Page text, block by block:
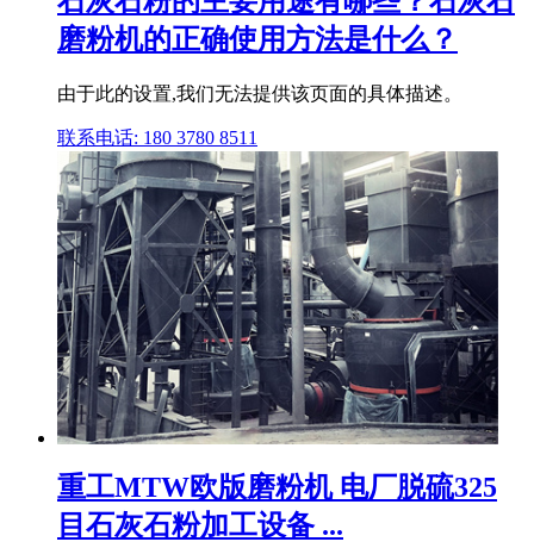
磨粉机的正确使用方法是什么？
由于此的设置,我们无法提供该页面的具体描述。
联系电话: 180 3780 8511
重工MTW欧版磨粉机 电厂脱硫325
目石灰石粉加工设备 ...